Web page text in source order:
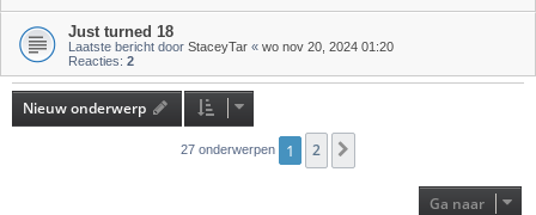
Just turned 18
Laatste bericht door StaceyTar « wo nov 20, 2024 01:20
Reacties: 2
Nieuw onderwerp
27 onderwerpen 1 2
Ga naar